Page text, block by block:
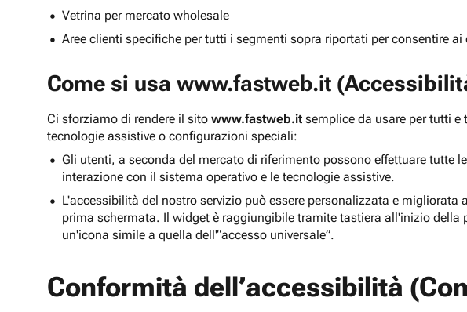
Vetrina per mercato wholesale
Aree clienti specifiche per tutti i segmenti sopra riportati per consentire
Come si usa www.fastweb.it
Ci sforziamo di rendere il sito www.fastweb.it semplice da usare per tutti
tecnologie assistive o configurazioni speciali:
Gli utenti, a seconda del mercato di riferimento possono effettuare
interazione con il sistema operativo e le tecnologie assistive.
L'accessibilità del nostro servizio può essere personalizzata e
prima schermata. Il widget è raggiungibile tramite tastiera all'inizio
un'icona simile a quella dell'“accesso universale”.
Conformità dell’accessibilità